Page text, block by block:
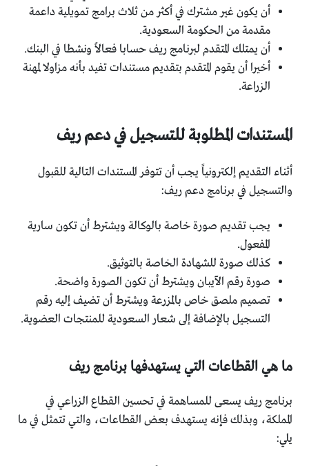
أن يكون غير مشترك في أكثر من ثلاث برامج تمويلية داعمة
مقدمة من الحكومة السعودية.
أن يمتلك المتقدم لبرنامج ريف حسابا فعالاً ونشطا في البنك.
أخيرا أن يقوم المتقدم بتقديم مستندات تفيد بأنه مزاولا لمهنة
الزراعة.
المستندات المطلوبة للتسجيل في دعم ريف
أثناء التقديم إلكترونياً يجب أن تتوفر المستندات التالية للقبول
والتسجيل في برنامج دعم ريف:
يجب تقديم صورة خاصة بالوكالة ويشترط أن تكون سارية
المفعول.
كذلك صورة للشهادة الخاصة بالتوثيق.
صورة رقم الآيبان ويشترط أن تكون الصورة واضحة.
تصميم ملصق خاص بالمزرعة ويشترط أن تضيف إليه رقم
التسجيل بالإضافة إلى شعار السعودية للمنتجات العضوية.
ما هي القطاعات التي يستهدفها برنامج ريف
برنامج ريف يسعى للمساهمة في تحسين القطاع الزراعي في
المملكة، وبذلك فإنه يستهدف بعض القطاعات، والتي تتمثل في ما
يلي: